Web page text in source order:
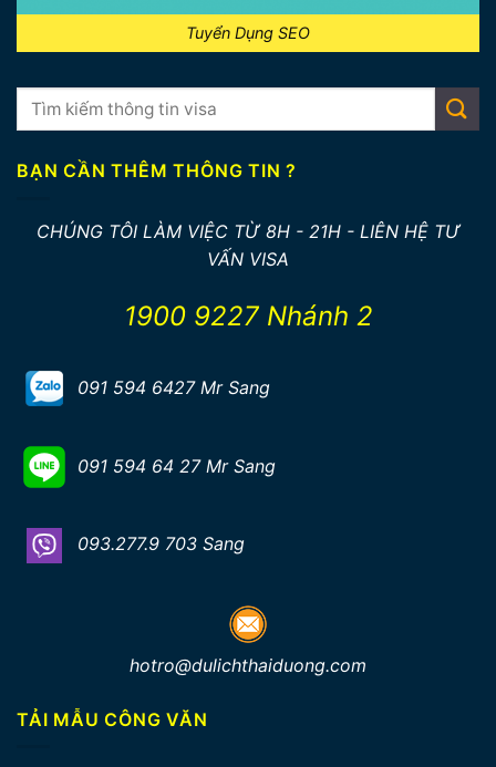
Tuyển Dụng SEO
BẠN CẦN THÊM THÔNG TIN ?
CHÚNG TÔI LÀM VIỆC TỪ 8H - 21H - LIÊN HỆ TƯ
VẤN VISA
1900 9227 Nhánh 2
091 594 6427 Mr Sang
091 594 64 27 Mr Sang
093.277.9 703 Sang
hotro@dulichthaiduong.com
TẢI MẪU CÔNG VĂN